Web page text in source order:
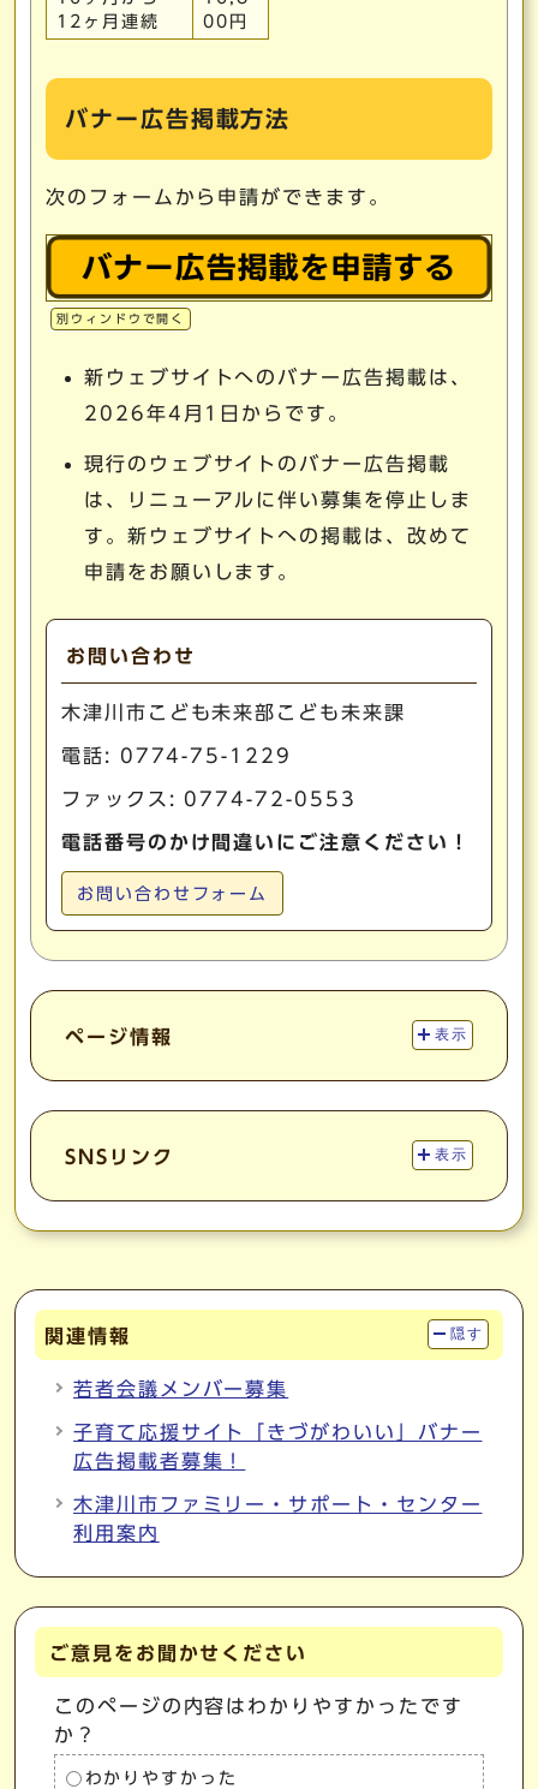
12ヶ月連続
00円
バナー広告掲載方法
次のフォームから申請ができます。
別ウィンドウで開く
新ウェブサイトへのバナー広告掲載は、
2026年4月1日からです。
現行のウェブサイトのバナー広告掲載
は、リニューアルに伴い募集を停止しま
す。新ウェブサイトへの掲載は、改めて
申請をお願いします。
お問い合わせ
木津川市こども未来部こども未来課
電話: 0774-75-1229
ファックス: 0774-72-0553
電話番号のかけ間違いにご注意ください！
お問い合わせフォーム
ページ情報 表示
SNSリンク 表示
関連情報 隠す
若者会議メンバー募集
子育て応援サイト「きづがわいい」バナー
広告掲載者募集！
木津川市ファミリー・サポート・センター
利用案内
ご意見をお聞かせください
このページの内容はわかりやすかったです
か？
わかりやすかった